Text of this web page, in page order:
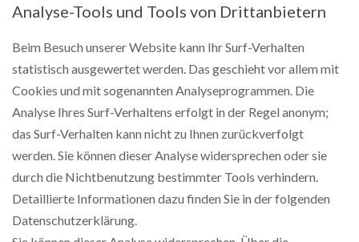
Analyse-Tools und Tools von Drittanbietern
Beim Besuch unserer Website kann Ihr Surf-Verhalten
statistisch ausgewertet werden. Das geschieht vor allem mit
Cookies und mit sogenannten Analyseprogrammen. Die
Analyse Ihres Surf-Verhaltens erfolgt in der Regel anonym;
das Surf-Verhalten kann nicht zu Ihnen zurückverfolgt
werden. Sie können dieser Analyse widersprechen oder sie
durch die Nichtbenutzung bestimmter Tools verhindern.
Detaillierte Informationen dazu finden Sie in der folgenden
Datenschutzerklärung.